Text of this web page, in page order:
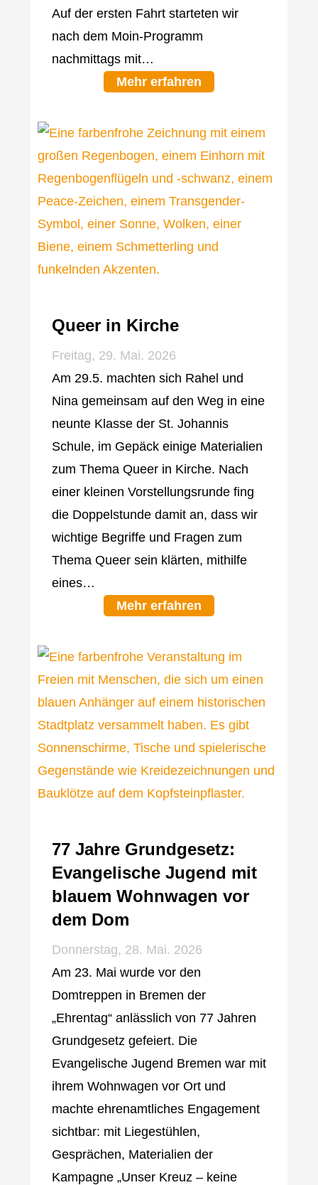
Auf der ersten Fahrt starteten wir
nach dem Moin-Programm
nachmittags mit…
Mehr erfahren
Queer in Kirche
Freitag, 29. Mai. 2026
Am 29.5. machten sich Rahel und
Nina gemeinsam auf den Weg in eine
neunte Klasse der St. Johannis
Schule, im Gepäck einige Materialien
zum Thema Queer in Kirche. Nach
einer kleinen Vorstellungsrunde fing
die Doppelstunde damit an, dass wir
wichtige Begriffe und Fragen zum
Thema Queer sein klärten, mithilfe
eines…
Mehr erfahren
77 Jahre Grundgesetz:
Evangelische Jugend mit
blauem Wohnwagen vor
dem Dom
Donnerstag, 28. Mai. 2026
Am 23. Mai wurde vor den
Domtreppen in Bremen der
„Ehrentag“ anlässlich von 77 Jahren
Grundgesetz gefeiert. Die
Evangelische Jugend Bremen war mit
ihrem Wohnwagen vor Ort und
machte ehrenamtliches Engagement
sichtbar: mit Liegestühlen,
Gesprächen, Materialien der
Kampagne „Unser Kreuz – keine